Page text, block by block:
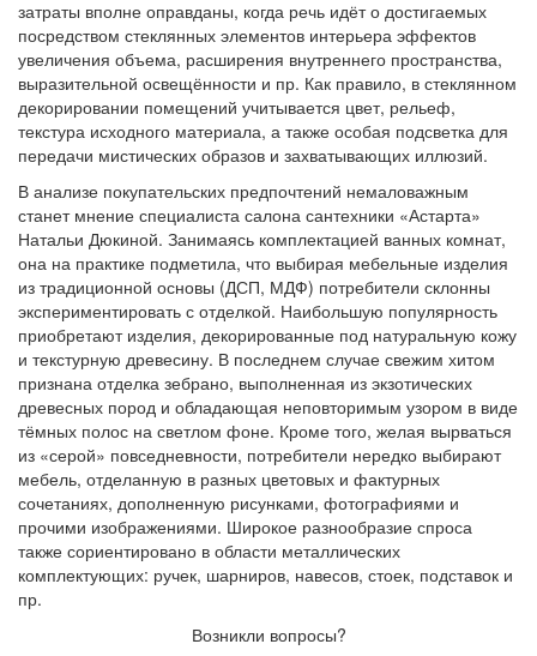
затраты вполне оправданы, когда речь идёт о достигаемых
посредством стеклянных элементов интерьера эффектов
увеличения объема, расширения внутреннего пространства,
выразительной освещённости и пр. Как правило, в стеклянном
декорировании помещений учитывается цвет, рельеф,
текстура исходного материала, а также особая подсветка для
передачи мистических образов и захватывающих иллюзий.
В анализе покупательских предпочтений немаловажным
станет мнение специалиста салона сантехники «Астарта»
Натальи Дюкиной. Занимаясь комплектацией ванных комнат,
она на практике подметила, что выбирая мебельные изделия
из традиционной основы (ДСП, МДФ) потребители склонны
экспериментировать с отделкой. Наибольшую популярность
приобретают изделия, декорированные под натуральную кожу
и текстурную древесину. В последнем случае свежим хитом
признана отделка зебрано, выполненная из экзотических
древесных пород и обладающая неповторимым узором в виде
тёмных полос на светлом фоне. Кроме того, желая вырваться
из «серой» повседневности, потребители нередко выбирают
мебель, отделанную в разных цветовых и фактурных
сочетаниях, дополненную рисунками, фотографиями и
прочими изображениями. Широкое разнообразие спроса
также сориентировано в области металлических
комплектующих: ручек, шарниров, навесов, стоек, подставок и
пр.
Возникли вопросы?